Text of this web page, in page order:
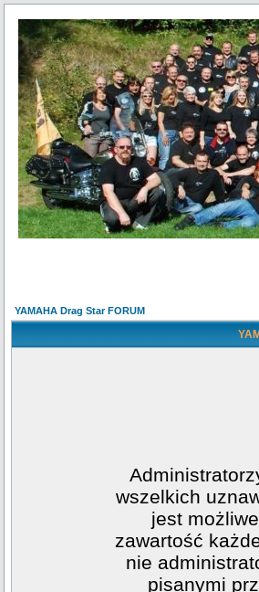
YAMAHA Drag Star FORUM
wszelkich
jest
zawartość
nie
pisanymi